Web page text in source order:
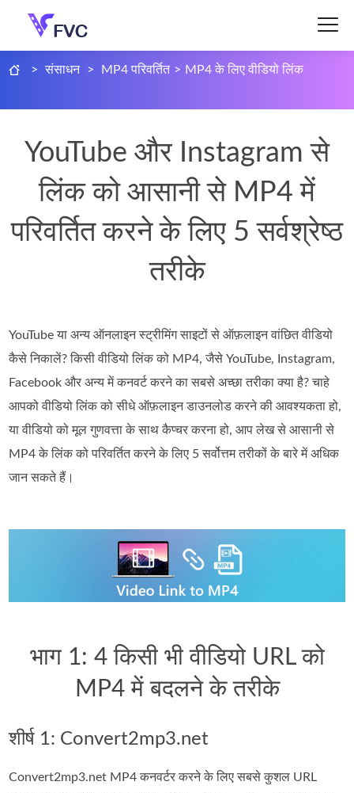
> संसाधन > MP4 परिवर्तित > MP4 के लिए वीडियो लिंक
YouTube और Instagram से
लिंक को आसानी से MP4 में
परिवर्तित करने के लिए 5 सर्वश्रेष्ठ
तरीके
YouTube या अन्य ऑनलाइन स्ट्रीमिंग साइटों से ऑफ़लाइन वांछित वीडियो
कैसे निकालें? किसी वीडियो लिंक को MP4, जैसे YouTube, Instagram,
Facebook और अन्य में कनवर्ट करने का सबसे अच्छा तरीका क्या है? चाहे
आपको वीडियो लिंक को सीधे ऑफ़लाइन डाउनलोड करने की आवश्यकता हो,
या वीडियो को मूल गुणवत्ता के साथ कैप्चर करना हो, आप लेख से आसानी से
MP4 के लिंक को परिवर्तित करने के लिए 5 सर्वोत्तम तरीकों के बारे में अधिक
जान सकते हैं।
भाग 1: 4 किसी भी वीडियो URL को
MP4 में बदलने के तरीके
शीर्ष 1: Convert2mp3.net
Convert2mp3.net MP4 कनवर्टर करने के लिए सबसे कुशल URL